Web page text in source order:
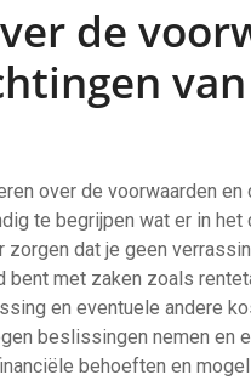
de
over de voorwaarden
te begrijpen wat er in het
zorgen dat je geen
bent met zaken zoals
en eventuele andere
beslissingen nemen en
behoeften en